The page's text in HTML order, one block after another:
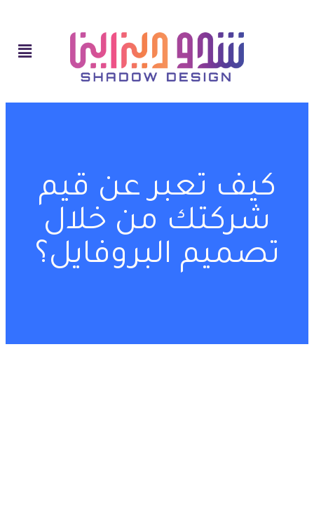
كيف تعبر عن قيم
شركتك من خلال
تصميم البروفايل؟